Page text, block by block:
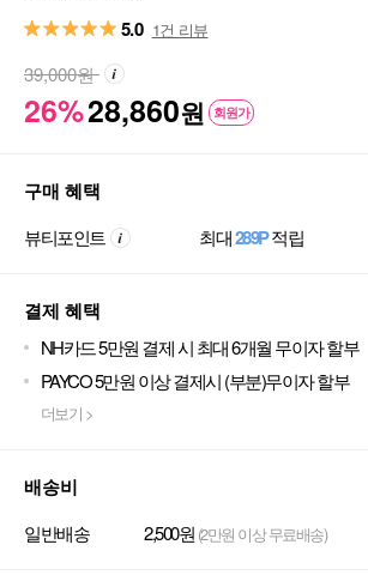
5.0 1건 리뷰
26%28,860원 회원가
39,000원
구매 혜택
뷰티포인트 최대289P적립
결제 혜택
NH카드 5만원 결제 시 최대 6개월 무이자 할부
PAYCO 5만원 이상 결제시 (부분)무이자 할부
더보기 >
배송비
일반배송 2,500원 (2만원 이상 무료배송)